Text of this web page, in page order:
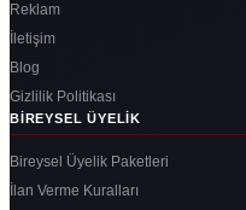
Reklam
İletişim
Blog
Gizlilik Politikası
BIREYSEL ÜYELIK
Bireysel Üyelik Paketleri
İlan Verme Kuralları